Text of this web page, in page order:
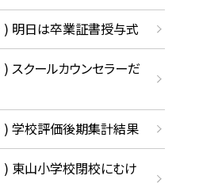
明日は卒業証書授与式
スクールカウンセラーだ
学校評価後期集計結果
東山小学校閉校にむけ